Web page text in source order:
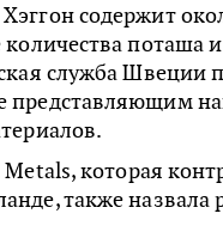
содержит
поташа
служба Швеции
представляющим
которая
также назвала